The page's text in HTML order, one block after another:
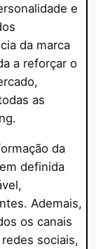
e
da marca
a reforçar o
as
da
definida
Ademais,
os canais
sociais,